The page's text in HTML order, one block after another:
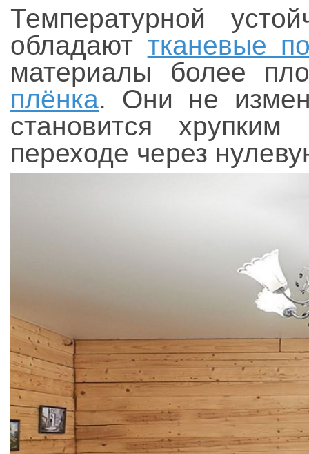
Температурной
обладают тканевые
материалы более
плёнка. Они не
становится
переходе через